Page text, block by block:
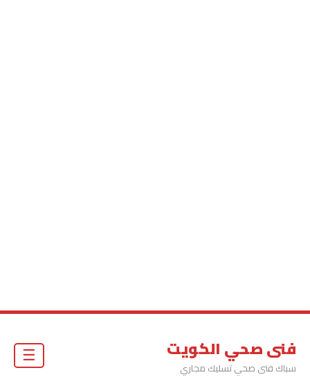
فنى صحي الكويت
سباك فنى صحي تسليك مجاري